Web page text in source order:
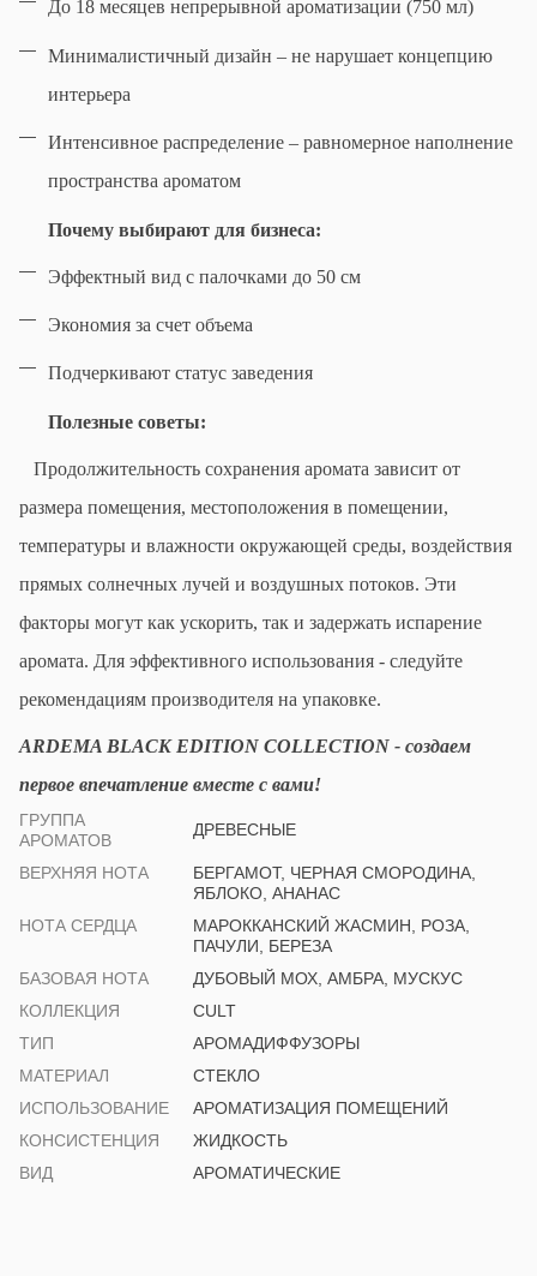
До 18 месяцев непрерывной ароматизации (750 мл)
Минималистичный дизайн – не нарушает концепцию
интерьера
Интенсивное распределение – равномерное наполнение
пространства ароматом
Почему выбирают для бизнеса:
Эффектный вид с палочками до 50 cм
Экономия за счет объема
Подчеркивают статус заведения
Полезные советы:
Продолжительность сохранения аромата зависит от
размера помещения, местоположения в помещении,
температуры и влажности окружающей среды, воздействия
прямых солнечных лучей и воздушных потоков. Эти
факторы могут как ускорить, так и задержать испарение
аромата. Для эффективного использования - следуйте
рекомендациям производителя на упаковке.
ARDEMA BLACK EDITION COLLECTION - создаем
первое впечатление вместе с вами!
ГРУППА
АРОМАТОВ
ДРЕВЕСНЫЕ
ВЕРХНЯЯ НОТА
БЕРГАМОТ, ЧЕРНАЯ СМОРОДИНА,
ЯБЛОКО, АНАНАС
НОТА СЕРДЦА
МАРОККАНСКИЙ ЖАСМИН, РОЗА,
ПАЧУЛИ, БЕРЕЗА
БАЗОВАЯ НОТА
ДУБОВЫЙ МОХ, АМБРА, МУСКУС
КОЛЛЕКЦИЯ
CULT
ТИП
АРОМАДИФФУЗОРЫ
МАТЕРИАЛ
СТЕКЛО
ИСПОЛЬЗОВАНИЕ
АРОМАТИЗАЦИЯ ПОМЕЩЕНИЙ
КОНСИСТЕНЦИЯ
ЖИДКОСТЬ
ВИД
АРОМАТИЧЕСКИЕ